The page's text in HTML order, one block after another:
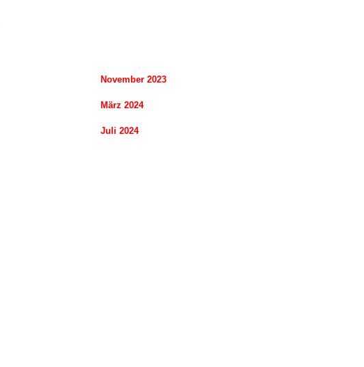
November 2023
März 2024
Juli 2024